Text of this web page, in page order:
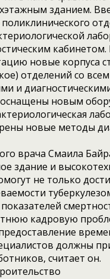
зданием.
новые корпуса
отделений со
и
новым
новые методы
врача Смаила
здание и
не только
кадровую
должны
считает он.